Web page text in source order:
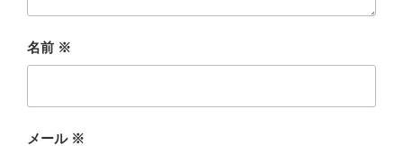
名前 ※
メール ※